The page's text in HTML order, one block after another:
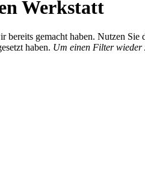
Werkstatt
gemacht haben. Nutzen
haben. Um einen Filter wieder